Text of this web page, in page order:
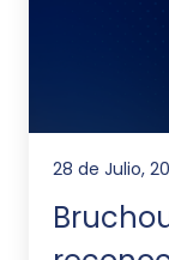
28 de Julio,